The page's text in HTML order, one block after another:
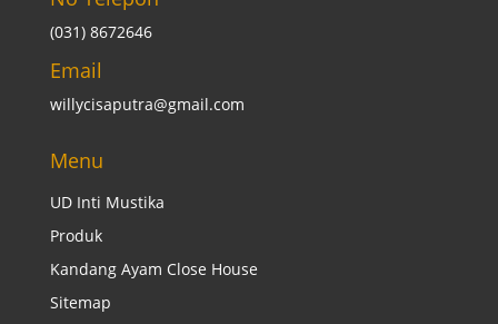
(031) 8672646
Email
willycisaputra@gmail.com
Menu
UD Inti Mustika
Produk
Kandang Ayam Close House
Sitemap